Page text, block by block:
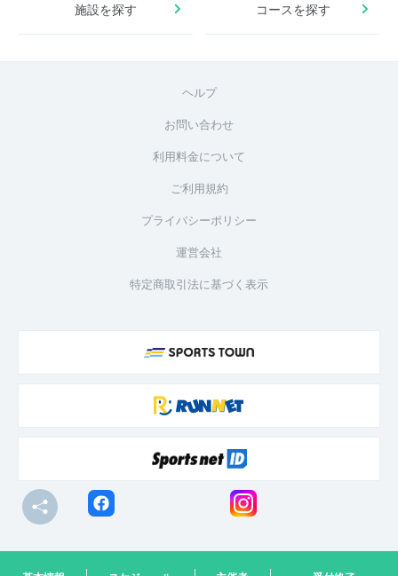
施設を探す コースを探す
ヘルプ
お問い合わせ
利用料金について
ご利用規約
プライバシーポリシー
運営会社
特定商取引法に基づく表示